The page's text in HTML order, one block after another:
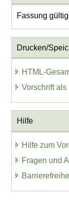
Fassung
Drucken/
HTML-
Vorschrift als
Hilfe
Hilfe zum
Fragen und